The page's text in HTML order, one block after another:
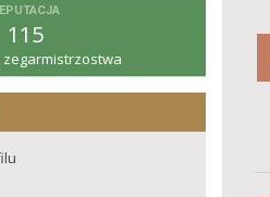
115
zegarmistrzostwa